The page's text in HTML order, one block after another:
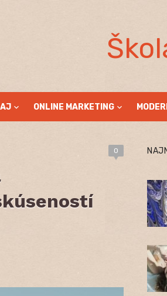
ONLINE MARKETING
0